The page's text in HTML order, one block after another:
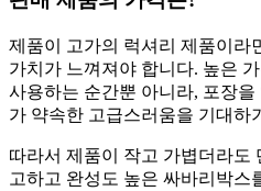
제품이 고가의 럭셔리 제품이라
가치가 느껴져야 합니다. 높은
사용하는 순간뿐 아니라, 포장
가 약속한 고급스러움을 기대하
따라서 제품이 작고 가볍더라도
고하고 완성도 높은 싸바리박스